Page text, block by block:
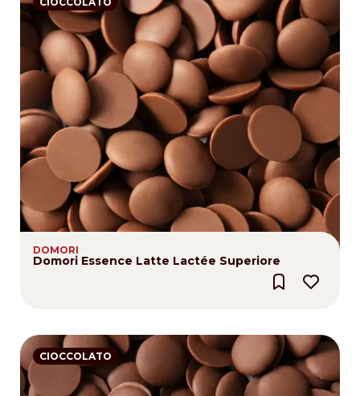
DOMORI
Domori Essence Latte Lactée Superiore
CIOCCOLATO